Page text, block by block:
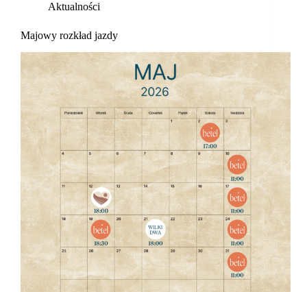
Aktualności
Majowy rozkład jazdy